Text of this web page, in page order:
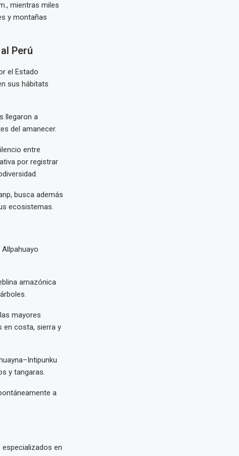
mientras miles
y montañas
Perú
el Estado
sus hábitats
llegaron a
del amanecer.
entre
por registrar
busca además
ecosistemas.
amazónica
mayores
en costa, sierra y
y tangaras.
a
especializados en